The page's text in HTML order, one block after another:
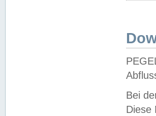
Bei
Diese